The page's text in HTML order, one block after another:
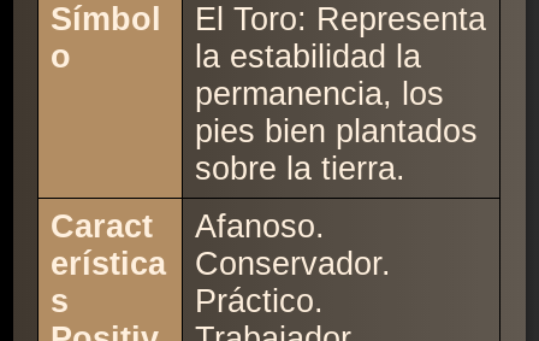
Símbol
o
El Toro: Representa
la estabilidad la
permanencia, los
pies bien plantados
sobre la tierra.
Caract
erística
s
Afanoso.
Conservador.
Práctico.